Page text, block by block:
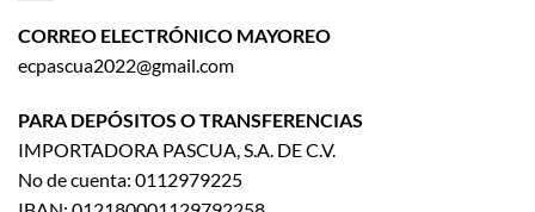
CORREO ELECTRÓNICO MAYOREO
ecpascua2022@gmail.com
PARA DEPÓSITOS O TRANSFERENCIAS
IMPORTADORA PASCUA, S.A. DE C.V.
No de cuenta: 0112979225